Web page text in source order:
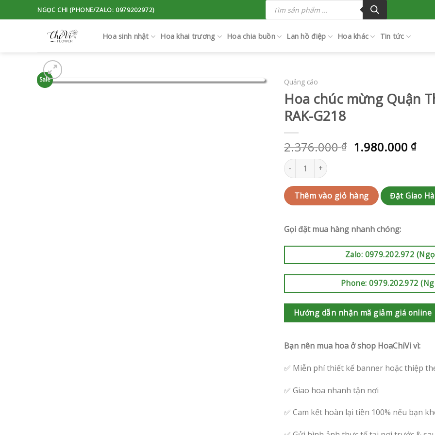
to
NGỌC CHI (PHONE/ZALO: 0979202972)
Tìm
kiếm
phẩm
Hoa sinh nhật Hoa khai trương Hoa chia buồn Lan hồ điệp Hoa khác Tin tức
Sale Quảng cáo
Hoa chúc mừng Quận
RAK-G218
2.376.000₫ 1.980.000 ₫
Hoa chúc mừng Quận Thủ Đức | QC-RAK-
Thêm vào giỏ hàng Đặt Giao
Gọi đặt mua hàng nhanh chóng:
Zalo: 0979.202.972
Phone: 0979.202.972
Hướng dẫn nhận mã giảm giá online
Bạn nên mua hoa ở shop HoaChiVi vì:
✅ Miễn phí thiết kế banner hoặc thiệp
✅ Giao hoa nhanh tận nơi
✅ Cam kết hoàn lại tiền 100% nếu bạn